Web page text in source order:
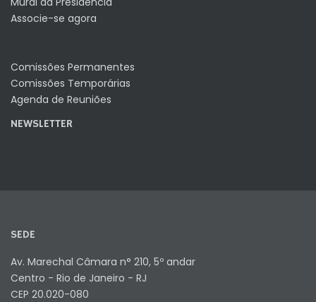
Associe-se agora
Comissões Permanentes
Comissões Temporárias
Agenda de Reuniões
NEWSLETTER
SEDE
Av. Marechal Câmara n° 210, 5º andar
Centro - Rio de Janeiro - RJ
CEP 20.020-080